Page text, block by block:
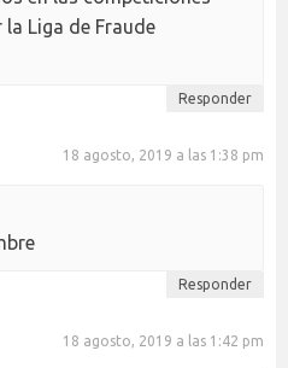
Liga de Fraude
Responder
18 agosto, 2019 a las 1:38 pm
Responder
18 agosto, 2019 a las 1:42 pm